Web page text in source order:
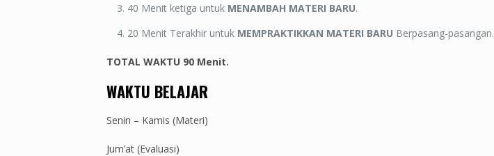
40 Menit ketiga untuk MENAMBAH MATERI BARU.
20 Menit Terakhir untuk MEMPRAKTIKKAN MATERI BARU Berpasang-pasangan.
TOTAL WAKTU 90 Menit.
WAKTU BELAJAR
Senin – Kamis (Materi)
Jum’at (Evaluasi)